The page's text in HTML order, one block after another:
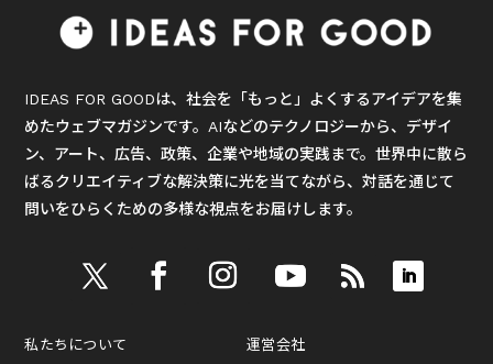
IDEAS FOR GOODは、社会を「もっと」よくするアイデアを集
めたウェブマガジンです。AIなどのテクノロジーから、デザイ
ン、アート、広告、政策、企業や地域の実践まで。世界中に散ら
ばるクリエイティブな解決策に光を当てながら、対話を通じて
問いをひらくための多様な視点をお届けします。
私たちについて 運営会社